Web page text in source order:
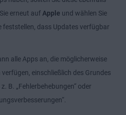
erneut auf Apple und wählen Sie
feststellen, dass Updates verfügbar
alle Apps an, die möglicherweise
einschließlich des Grundes
B. „Fehlerbehebungen“ oder